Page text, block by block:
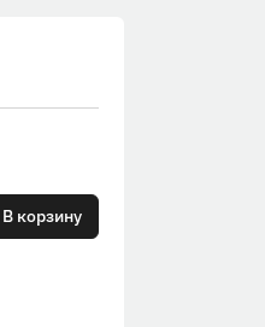
В корзину